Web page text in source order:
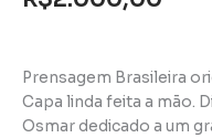
Prensagem Brasileira
Capa linda feita a mão.
Osmar dedicado a um